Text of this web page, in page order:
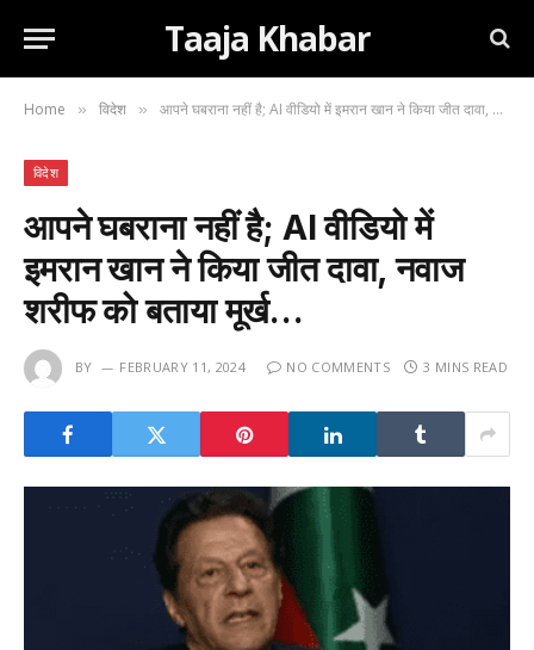
Taaja Khabar
Home » विदेश » आपने घबराना नहीं है; AI वीडियो में इमरान खान ने किया जीत दावा, नवाज शरीफ को बताया मूर्ख…
विदेश
आपने घबराना नहीं है; AI वीडियो में
इमरान खान ने किया जीत दावा, नवाज
शरीफ को बताया मूर्ख…
BY FEBRUARY 11, 2024 NO COMMENTS 3 MINS READ